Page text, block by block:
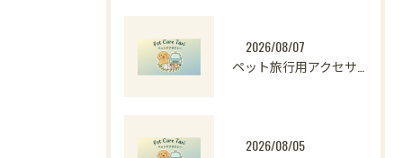
2026/08/07
2026/08/05